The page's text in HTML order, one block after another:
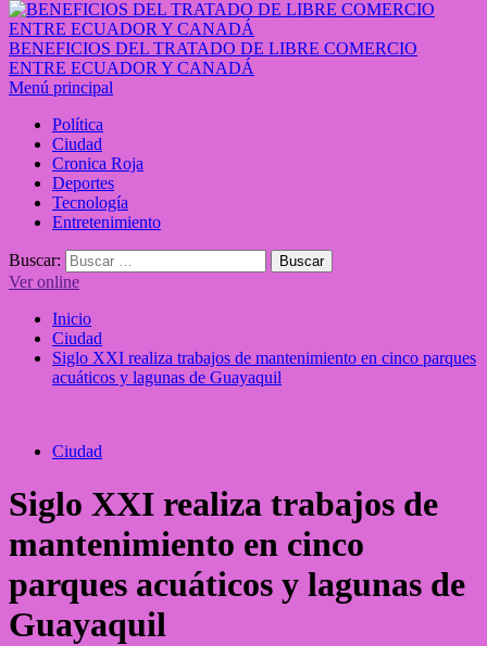
BENEFICIOS DEL TRATADO DE LIBRE COMERCIO
ENTRE ECUADOR Y CANADÁ
Menú principal
Política
Ciudad
Cronica Roja
Deportes
Tecnología
Entretenimiento
Buscar:
Ver online
Inicio
Ciudad
Siglo XXI realiza trabajos de mantenimiento en cinco parques
acuáticos y lagunas de Guayaquil
Ciudad
Siglo XXI realiza trabajos de
mantenimiento en cinco
parques acuáticos y lagunas de
Guayaquil